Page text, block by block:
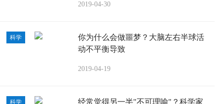
2019-04-30
科学
你为什么会做噩梦？大脑左右半球活
动不平衡导致
2019-04-19
科学
经常觉得另一半"不可理喻"？科学家